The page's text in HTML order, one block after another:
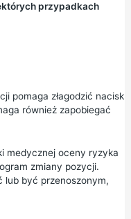
przypadkach
pomaga złagodzić nacisk
również zapobiegać
medycznej oceny ryzyka
zmiany pozycji.
lub być przenoszonym,